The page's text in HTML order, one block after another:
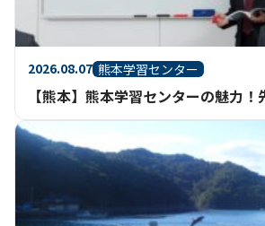
2026.08.07 熊本学習センター
【熊本】熊本学習センターの魅力！